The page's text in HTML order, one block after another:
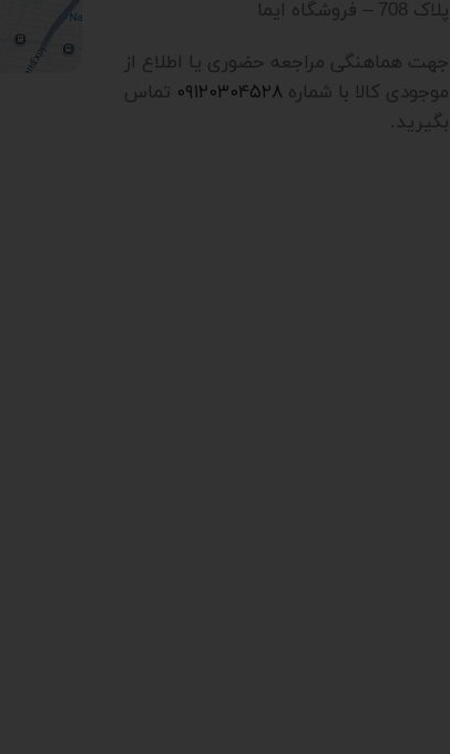
پلاک 708 – فروشگاه ایما
جهت هماهنگی مراجعه حضوری یا اطلاع از
موجودی کالا با شماره ۰۹۱۲۰۳۰۴۵۲۸ تماس
بگیرید.